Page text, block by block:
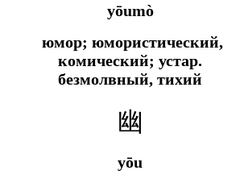
yōumò
юмор; юмористический,
комический; устар.
безмолвный, тихий
幽
yōu